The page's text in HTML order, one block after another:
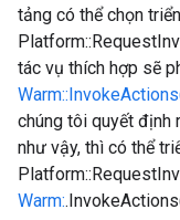
tảng có thể chọn
tác vụ thích hợp sẽ
chúng tôi quyết định
như vậy, thì có thể
Warm: